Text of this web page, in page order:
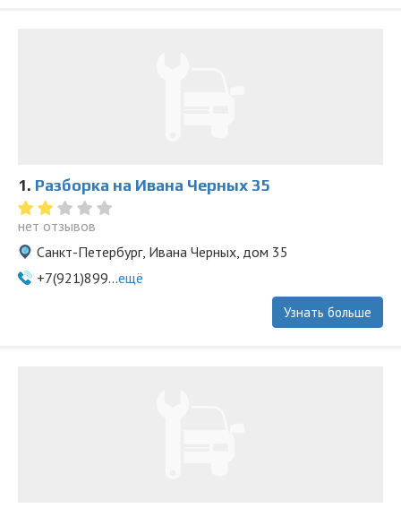
1. Разборка на Ивана Черных 35
нет отзывов
Санкт-Петербург, Ивана Черных, дом 35
+7(921)899...ещё
Узнать больше